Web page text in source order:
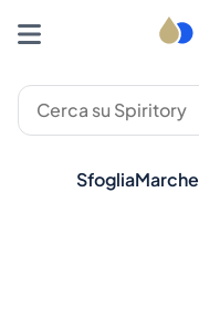
SfogliaMarche